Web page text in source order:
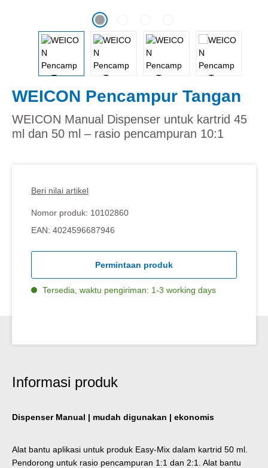
WEICON Pencampur Tangan
WEICON Manual Dispenser untuk kartrid 45
ml dan 50 ml – rasio pencampuran 10:1
Beri nilai artikel
Nomor produk: 10102860
EAN: 4024596687946
Permintaan produk
Tersedia, waktu pengiriman: 1-3 working days
Informasi produk
Dispenser Manual | mudah digunakan | ekonomis
Alat bantu aplikasi untuk produk Easy-Mix dalam kartrid 50 ml.
Pendorong untuk rasio pencampuran 1:1 dan 2:1. Alat bantu